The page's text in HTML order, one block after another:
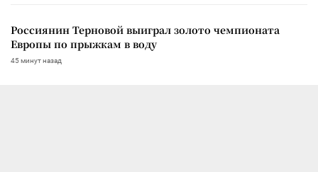
Россиянин Терновой выиграл золото чемпионата
Европы по прыжкам в воду
45 минут назад